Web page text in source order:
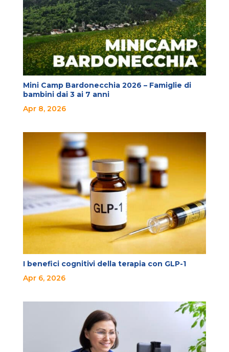
Mini Camp Bardonecchia 2026 – Famiglie di
bambini dai 3 ai 7 anni
Apr 8, 2026
I benefici cognitivi della terapia con GLP-1
Apr 6, 2026